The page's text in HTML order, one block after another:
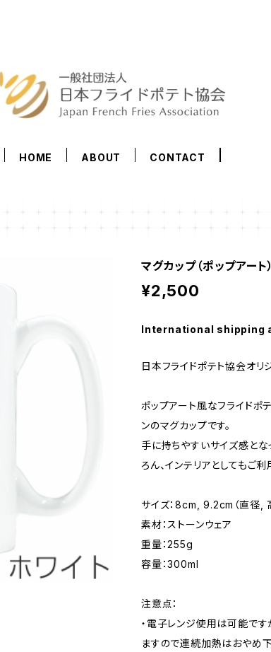
HOME ABOUT CONTACT
マグカップ（ポップアート
¥2,500
International shipping
日本フライドポテト協会オリ
ポップアート風なフライドポ
ンのマグカップです。
手に持ちやすいサイズ感と
ろん、インテリアとしてもご
サイズ：8cm, 9.2cm（直径,
素材：ストーンウェア
重量：255g
容量：300ml
注意点：
・電子レンジ使用は可能で
ますので連続加熱はおやめ下